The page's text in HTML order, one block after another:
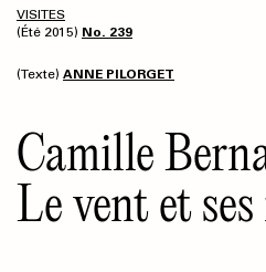
VISITES
(Été 2015) No. 239
(Texte) ANNE PILORGET
Camille
Le vent et